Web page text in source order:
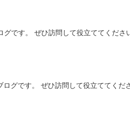
グです。 ぜひ訪問して役立ててくだ
ログです。 ぜひ訪問して役立ててく